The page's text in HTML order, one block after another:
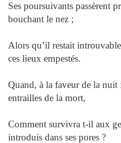
Ses poursuivants passèrent
bouchant le nez ;
Alors qu’il restait
ces lieux empestés.
Quand, à la faveur de la
entrailles de la mort,
Comment survivra t-il aux
introduis dans ses pores ?